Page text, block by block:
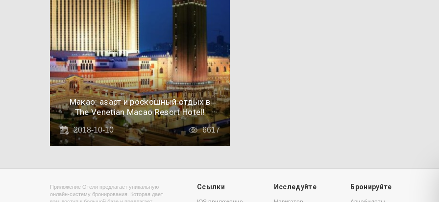
Макао: азарт и роскошный отдых в
The Venetian Macao Resort Hotel!
2018-10-10 6617
Приложение Отели предлагает уникальную
онлайн-систему бронирования. Которая дает
Ссылки Исследуйте Бронируйте